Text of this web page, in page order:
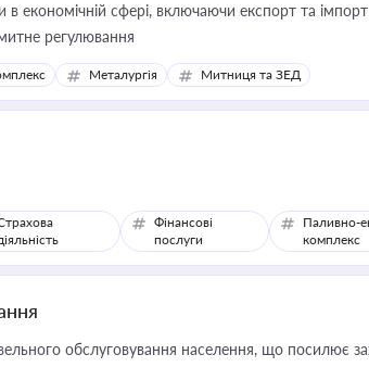
економічній сфері, включаючи експорт та імпорт
митне регулювання
Металургія Митниця та ЗЕД
Фінансові
послуги
Паливно-
комплекс
обслуговування населення, що посилює